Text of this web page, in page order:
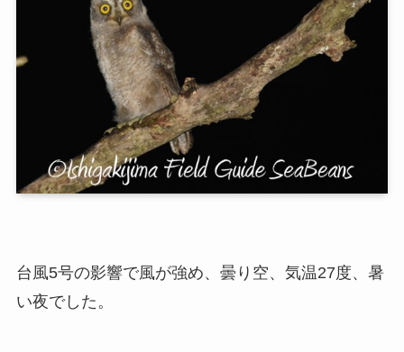
台風5号の影響で風が強め、曇り空、気温27度、暑
い夜でした。